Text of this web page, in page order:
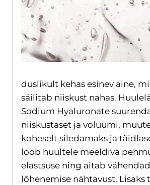
duslikult kehas esinev aine,
säilitab niiskust nahas.
Sodium Hyaluronate
niiskustaset ja volüümi,
koheselt siledamaks ja
loob huultele meeldiva
elastsuse ning aitab
lõhenemise nähtavust. Lisaks